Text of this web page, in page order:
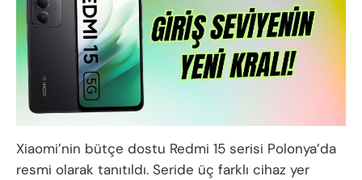
Xiaomi’nin bütçe dostu Redmi 15 serisi Polonya’da
resmi olarak tanıtıldı. Seride üç farklı cihaz yer